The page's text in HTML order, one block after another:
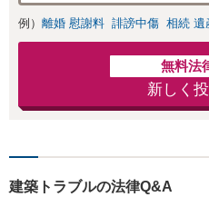
例） 離婚 慰謝料 誹謗中傷 相続 遺
無料法
新しく
建築トラブルの法律Q&A